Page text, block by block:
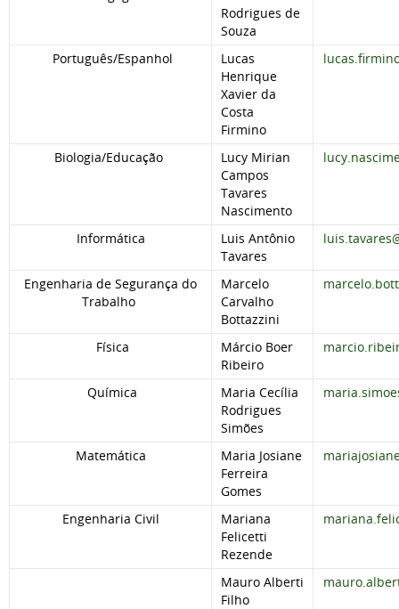
Rodrigues de
Souza
Português/Espanhol
Lucas
Henrique
Xavier da
Costa
Firmino
Biologia/Educação
Lucy Mirian
Campos
Tavares
Nascimento
Informática
Luis Antônio
Tavares
Engenharia de Segurança do
Trabalho
Marcelo
Carvalho
Bottazzini
Física
Márcio Boer
Ribeiro
Química
Maria Cecília
Rodrigues
Simões
Matemática
Maria Josiane
Ferreira
Gomes
Engenharia Civil
Mariana
Felicetti
Rezende
Mauro Alberti
Filho